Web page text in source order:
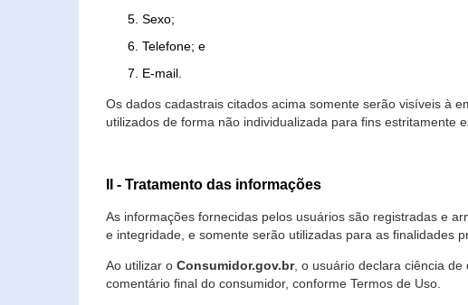
Sexo;
Telefone; e
E-mail.
Os dados cadastrais citados acima somente serão visíveis à
utilizados de forma não individualizada para fins estritamente
II - Tratamento das informações
As informações fornecidas pelos usuários são registradas e
e integridade, e somente serão utilizadas para as finalidades
Ao utilizar o Consumidor.gov.br, o usuário declara ciência
comentário final do consumidor, conforme Termos de Uso.